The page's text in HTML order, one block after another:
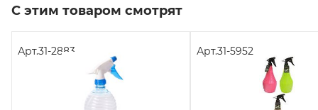
С этим товаром смотрят
Арт.31-2883 Арт.31-5952